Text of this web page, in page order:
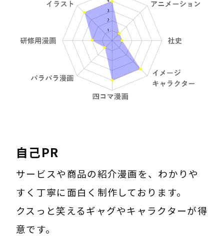
自己PR
サービスや商品の紹介漫画を、わかりや
すく丁寧に面白く制作しております。
クスっと笑えるギャグやキャラクターが得
意です。